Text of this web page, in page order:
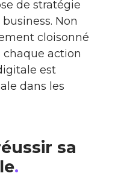
de stratégie
Non
cloisonné
chaque action
est
dans les
sa
.